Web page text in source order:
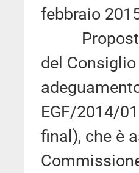
febbraio
Proposta
del
EGF/2014/
final), che è